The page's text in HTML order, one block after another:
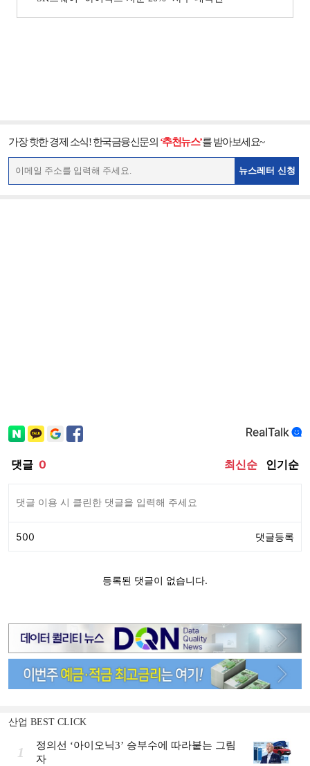
가장 핫한 경제 소식! 한국금융신문의 ‘추천뉴스’를 받아보세요~
뉴스레터 신청
산업 BEST CLICK
1
정의선 ‘아이오닉3ʼ 승부수에 따라붙는 그림
자